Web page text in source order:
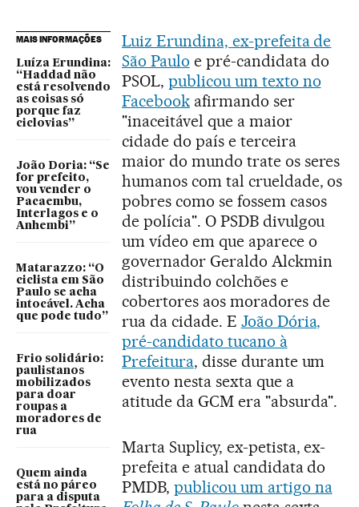
MAIS INFORMAÇÕES
Luíza Erundina:
“Haddad não
está resolvendo
as coisas só
porque faz
ciclovias”
João Doria: “Se
for prefeito,
vou vender o
Pacaembu,
Interlagos e o
Anhembi”
Matarazzo: “O
ciclista em São
Paulo se acha
intocável. Acha
que pode tudo”
Frio solidário:
paulistanos
mobilizados
para doar
roupas a
moradores de
rua
Quem ainda
está no páreo
para a disputa
Luiz Erundina, ex-prefeita de
São Paulo e pré-candidata do
PSOL, publicou um texto no
Facebookafirmando ser
"inaceitável que a maior
cidade do país e terceira
maior do mundo trate os seres
humanos com tal crueldade, os
pobres como se fossem casos
de polícia". O PSDB divulgou
um vídeo em que aparece o
governador Geraldo Alckmin
distribuindo colchões e
cobertores aos moradores de
rua da cidade. E João Dória,
pré-candidato tucano à
Prefeitura, disse durante um
evento nesta sexta que a
atitude da GCM era "absurda".
Marta Suplicy, ex-petista, ex-
prefeita e atual candidata do
PMDB, publicou um artigo na